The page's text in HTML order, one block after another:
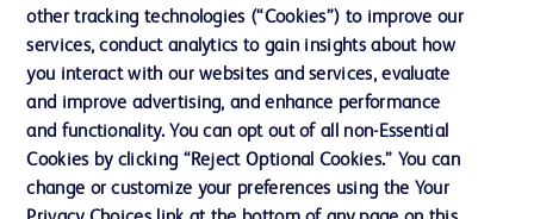
联系我们
主动召回
联系我们
Cookie 政策
other tracking technologies (“Cookies”) to improve our
services, conduct analytics to gain insights about how
you interact with our websites and services, evaluate
and improve advertising, and enhance performance
and functionality. You can opt out of all non-Essential
Cookies by clicking “Reject Optional Cookies.” You can
change or customize your preferences using the Your